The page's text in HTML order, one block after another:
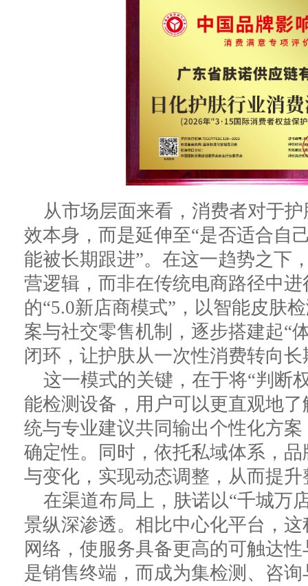
从市场层面来看，消费者对于
效本身，而是延伸至“是否适合自
能被长期跟进”。在这一趋势之下
营逻辑，而非在传统电商路径中
的“5.0新店商模式”，以智能皮肤
案与社交零售机制，逐步搭建起“
闭环，让护肤从一次性消费转向
这一模式的关键，在于将“判断
能检测设备，用户可以更直观地
统与专业建议共同输出个性化方
确定性。同时，依托私域体系，
与变化，实现动态调整，从而提
在渠道布局上，肤诺以“千城万
景纵深渗透。相比中心化平台，
网络，使服务具备更高的可触达
是销售终端，而成为集检测、咨